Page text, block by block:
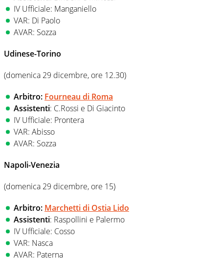
IV Ufficiale: Manganiello
VAR: Di Paolo
AVAR: Sozza
Udinese-Torino
(domenica 29 dicembre, ore 12.30)
Arbitro: Fourneau di Roma
Assistenti: C.Rossi e Di Giacinto
IV Ufficiale: Prontera
VAR: Abisso
AVAR: Sozza
Napoli-Venezia
(domenica 29 dicembre, ore 15)
Arbitro: Marchetti di Ostia Lido
Assistenti: Raspollini e Palermo
IV Ufficiale: Cosso
VAR: Nasca
AVAR: Paterna